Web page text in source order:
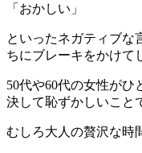
「おかしい」
といったネガティブな
ちにブレーキをかけて
50代や60代の女性がひ
決して恥ずかしいこと
むしろ大人の贅沢な時